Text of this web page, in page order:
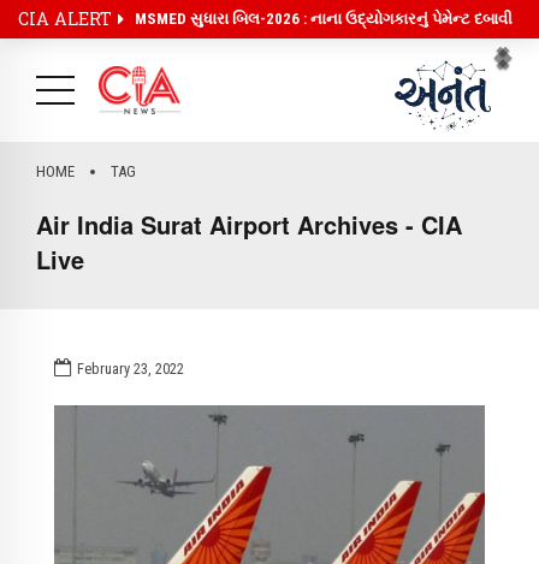
CIA ALERT MSMED સુધારા બિલ-2026 : નાના ઉદ્યોગકારનું પેમેન્ટ દબાવી
HOME TAG
Air India Surat Airport Archives - CIA
Live
February 23, 2022